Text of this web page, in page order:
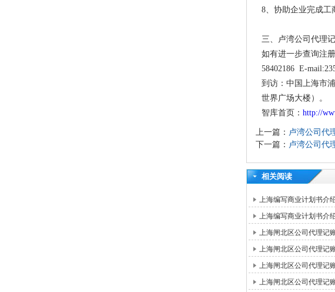
8、协助企业完成工
三、卢湾公司代理
如有进一步查询注
58402186 E-
到访：中国上海市
世界广场大楼）。
智库首页： http://
上一篇： 卢湾公司代
下一篇： 卢湾公司代
相关阅读
上海编写商业计划书介
上海编写商业计划书介
上海闸北区公司代理记
上海闸北区公司代理记
上海闸北区公司代理记
上海闸北区公司代理记